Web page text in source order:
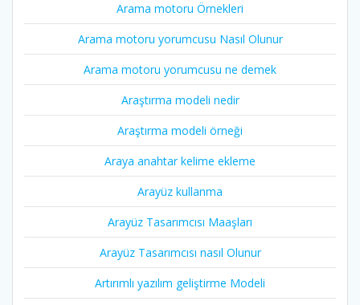
Arama motoru Örnekleri
Arama motoru yorumcusu Nasıl Olunur
Arama motoru yorumcusu ne demek
Araştırma modeli nedir
Araştırma modeli örneği
Araya anahtar kelime ekleme
Arayüz kullanma
Arayüz Tasarımcısı Maaşları
Arayüz Tasarımcısı nasıl Olunur
Artırımlı yazılım geliştirme Modeli